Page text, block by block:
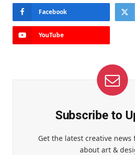
Facebook
YouTube
Subscribe to
Get the latest creative news
about art &